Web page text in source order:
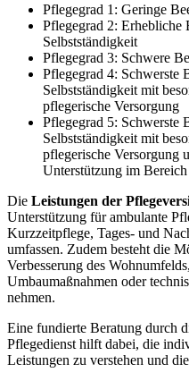
Pflegegrad 1: Geringe
Pflegegrad 2: Erhebliche
Selbstständigkeit
Pflegegrad 3: Schwere
Pflegegrad 4: Schwerste
Selbstständigkeit mit
pflegerische Versorgung
Pflegegrad 5: Schwerste
Selbstständigkeit mit
pflegerische Versorgung
Unterstützung im
Die Leistungen der
Unterstützung für ambulante
Kurzzeitpflege, Tages- und
umfassen. Zudem besteht die
Verbesserung des
Umbaumaßnahmen oder
nehmen.
Eine fundierte Beratung durch
Pflegedienst hilft dabei, die
Leistungen zu verstehen und